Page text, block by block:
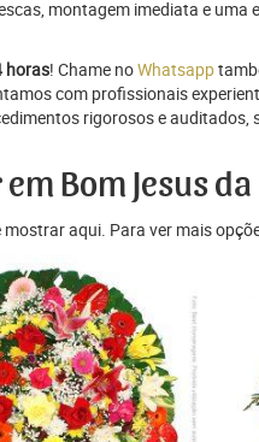
montagem imediata e uma
horas! Chame noWhatsapp
com profissionais
rigorosos e
Bom Jesus da
aqui. Para ver mais